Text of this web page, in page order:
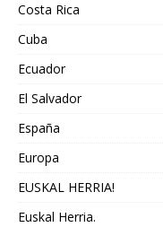
Costa Rica
Cuba
Ecuador
El Salvador
España
Europa
EUSKAL HERRIA!
Euskal Herria.